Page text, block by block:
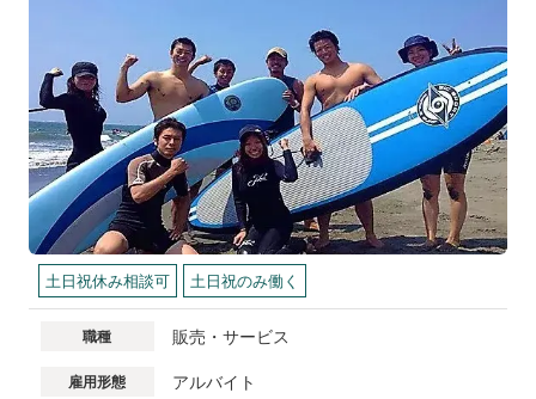
土日祝休み相談可 土日祝のみ働く
職種 販売・サービス
雇用形態 アルバイト